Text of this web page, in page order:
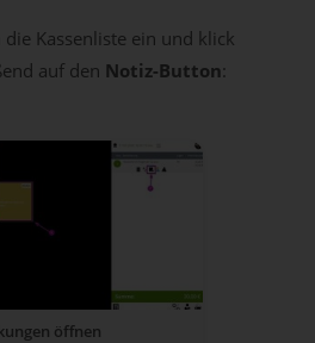
Kassenliste ein und klick
auf den Notiz-Button:
öffnen